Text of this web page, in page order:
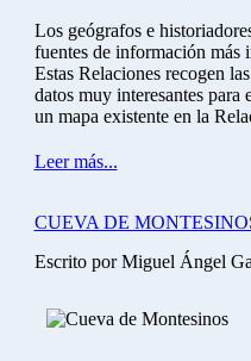
Los geógrafos e
fuentes de información más
Estas Relaciones recogen
datos muy interesantes
un mapa existente en la
Leer más...
CUEVA DE
Escrito por Miguel Ángel